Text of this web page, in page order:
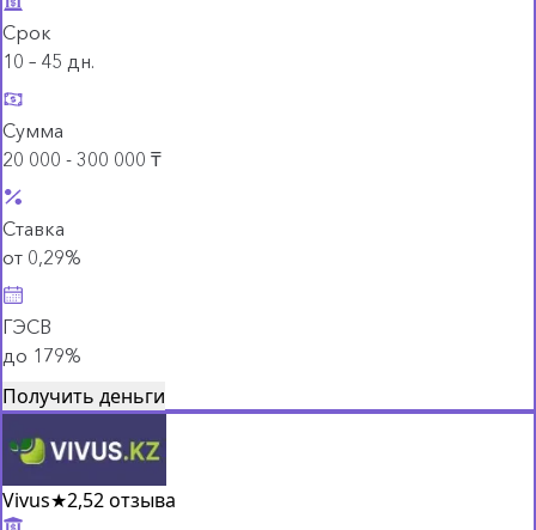
Срок
10 – 45 дн.
Сумма
20 000 - 300 000 ₸
Ставка
от 0,29%
ГЭСВ
до 179%
Получить деньги
Vivus★2,52 отзыва